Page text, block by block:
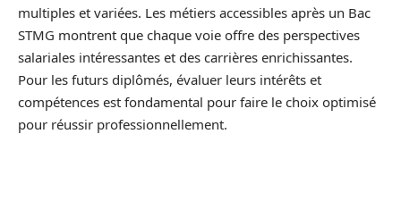
multiples et variées. Les métiers accessibles après un Bac
STMG montrent que chaque voie offre des perspectives
salariales intéressantes et des carrières enrichissantes.
Pour les futurs diplômés, évaluer leurs intérêts et
compétences est fondamental pour faire le choix optimisé
pour réussir professionnellement.